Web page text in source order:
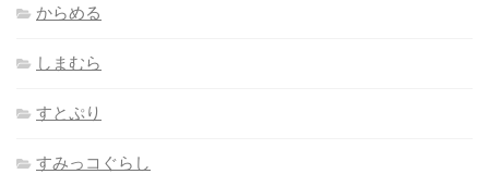
からめる
しまむら
すとぷり
すみっコぐらし